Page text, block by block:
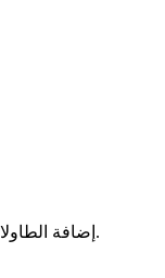
إضافة الطاولات، وتحديد الطاقة الاستيعابية، وتعيين النادلين.